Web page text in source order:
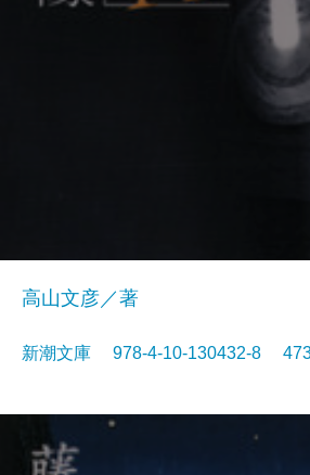
高山文彦／著
新潮文庫 978-4-10-130432-8